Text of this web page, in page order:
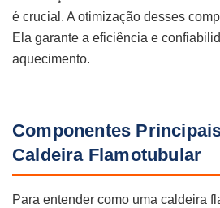
é crucial. A otimização desses
Ela garante a eficiência e
aquecimento.
Componentes
Caldeira Flamotubular
Para entender como uma caldeira